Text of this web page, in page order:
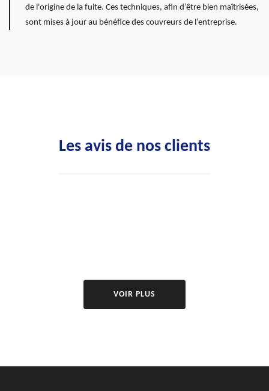
de l'origine de la fuite. Ces techniques, afin d’être bien maîtrisées,
sont mises à jour au bénéfice des couvreurs de l’entreprise.
Les avis de nos clients
VOIR PLUS